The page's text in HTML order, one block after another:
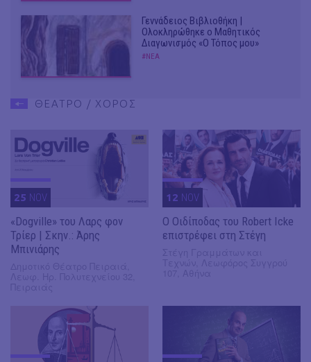
Γεννάδειος Βιβλιοθήκη |
Ολοκληρώθηκε ο Μαθητικός
Διαγωνισμός «Ο Τόπος μου»
#ΝΕΑ
ΘΕΑΤΡΟ / ΧΟΡΟΣ
25 NOV
«Dogville» του Λαρς φον
Τρίερ | Σκην.: Άρης
Μπινιάρης
12 NOV
O Οιδίποδας του Robert Icke
επιστρέφει στη Στέγη